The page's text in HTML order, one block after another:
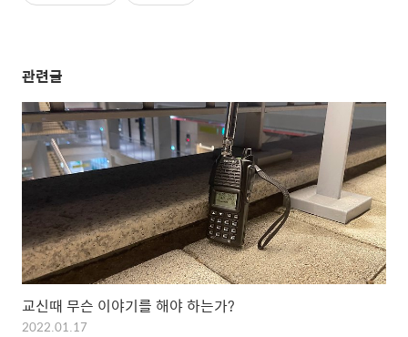
관련글
교신때 무슨 이야기를 해야 하는가?
2022.01.17